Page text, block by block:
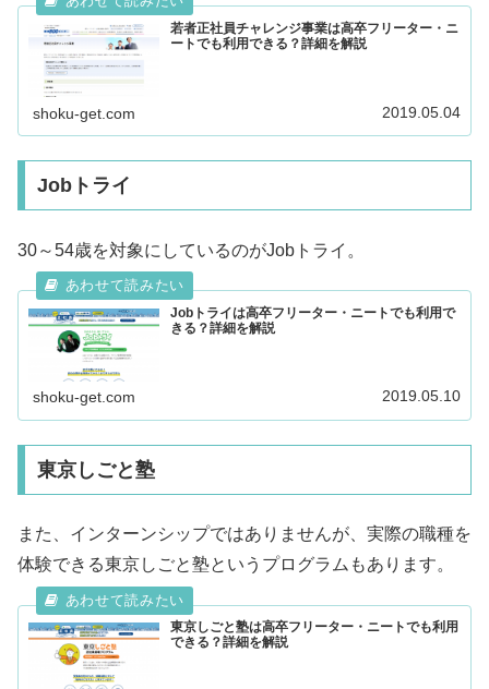
若者正社員チャレンジ事業は高卒フリーター・ニ
ートでも利用できる？詳細を解説
shoku-get.com 2019.05.04
Jobトライ
30～54歳を対象にしているのがJobトライ。
Jobトライは高卒フリーター・ニートでも利用で
きる？詳細を解説
shoku-get.com 2019.05.10
東京しごと塾
また、インターンシップではありませんが、実際の職種を
体験できる東京しごと塾というプログラムもあります。
東京しごと塾は高卒フリーター・ニートでも利用
できる？詳細を解説